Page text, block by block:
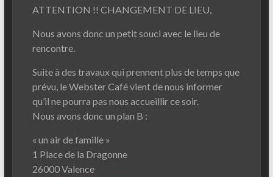
ATTENTION !! CHANGEMENT DE LIEU,
Nous avons donc un petit souci avec le lieu de
rencontre.
Suite à des travaux qui prennent plus de temps que
prévu, le Webster Café vient de nous informer
qu’il ne pourra pas nous accueillir ce soir.
Nous avons donc un plan B :
« un air de famille »
1 Place de la Dragonne
26000 Valence